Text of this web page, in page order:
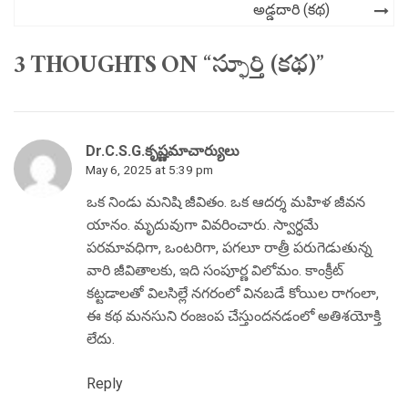
అడ్డదారి (కథ)
3 THOUGHTS ON “స్ఫూర్తి (కథ)”
Dr.C.S.G.కృష్ణమాచార్యులు
May 6, 2025 at 5:39 pm
ఒక నిండు మనిషి జీవితం. ఒక ఆదర్శ మహిళ జీవన
యానం. మృదువుగా వివరించారు. స్వార్ధమే
పరమావధిగా, ఒంటరిగా, పగలూ రాత్రీ పరుగెడుతున్న
వారి జీవితాలకు, ఇది సంపూర్ణ విలోమం. కాంక్రీట్
కట్టడాలతో విలసిల్లే నగరంలో వినబడే కోయిల రాగంలా,
ఈ కథ మనసుని రంజంప చేస్తుందనడంలో అతిశయోక్తి
లేదు.
Reply